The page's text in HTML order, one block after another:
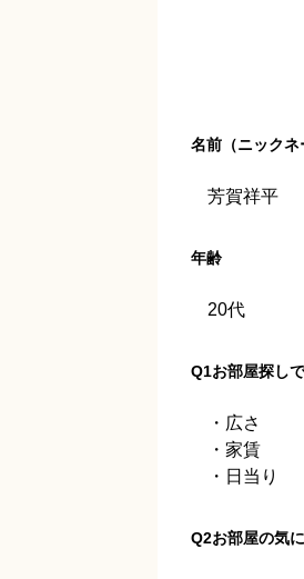
名前（ニックネ
芳賀祥平
年齢
20代
Q1お部屋探し
・広さ
・家賃
・日当り
Q2お部屋の気